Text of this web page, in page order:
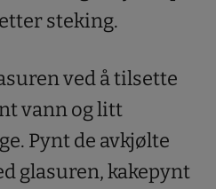
steking.
ved å tilsette
vann og litt
Pynt de avkjølte
glasuren, kakepynt